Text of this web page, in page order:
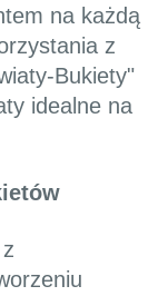
na każdą
z
Bukiety"
idealne na